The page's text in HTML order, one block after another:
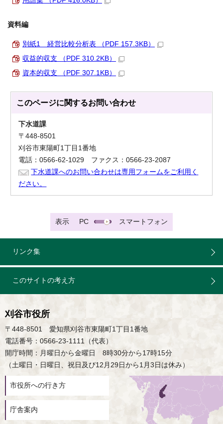
資料編
別紙1 経営比較分析表 （PDF 157.3KB）
収益的収支 （PDF 310.2KB）
資本的収支 （PDF 307.1KB）
このページに関するお問い合わせ
下水道課
〒448-8501
刈谷市東陽町1丁目1番地
電話：0566-62-1029 ファクス：0566-23-2087
下水道課へのお問い合わせは専用フォームをご利用く
ださい。
表示 PC スマートフォン
リンク集
このサイトの考え方
刈谷市役所
〒448-8501 愛知県刈谷市東陽町1丁目1番地
電話番号：0566-23-1111（代表）
開庁時間：月曜日から金曜日 8時30分から17時15分
（土曜日・日曜日、祝日及び12月29日から1月3日は休み）
市役所への行き方
庁舎案内